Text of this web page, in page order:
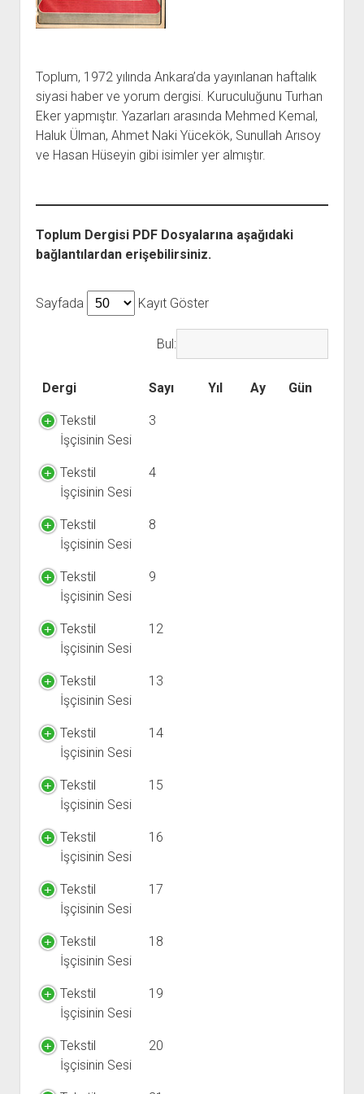
BARIŞ HAREKETLERİ ARŞİV FONU
DAVA DOSYALARI ARŞİV FONU
ARŞİVLERDEN YARARLANMA KOŞULLARI
SOL HAREKETLER KİTAPLIĞI
EMEK HAREKETİ KİTAPLIĞI
GENÇLİK HAREKETİ KİTAPLIĞI
KADIN HAREKETİ KİTAPLIĞI
ÖĞRETMEN HAREKETİ KİTAPLIĞI
ANTİKOMÜNİZM KİTAPLIĞI
HİKMET KIVILCIMLI KİTAPLIĞI
KERİM SADİ KİTAPLIĞI
HAYDAR RİFAT KİTAPLIĞI
1940’LI YILLAR KİTAPLIĞI
YURTDIŞI KİTAPLIĞI
menüyü
ATTF KİTAPLIĞI
FİDEF KİTAPLIĞI
GDF KİTAPLIĞI
ÜYE BAŞVURU FORMU
ARŞİVLERDEN YARARLANMA FORMU
İLETİŞİM
İLETİŞİM BİLGİLERİ
ÇALIŞMA GÜNLERİMİZ
Toplum, 1972 yılında Ankara’da yayınlanan haftalık
siyasi haber ve yorum dergisi. Kuruculuğunu Turhan
Eker yapmıştır. Yazarları arasında Mehmed Kemal,
Haluk Ülman, Ahmet Naki Yücekök, Sunullah Arısoy
ve Hasan Hüseyin gibi isimler yer almıştır.
Toplum Dergisi PDF Dosyalarına aşağıdaki
bağlantılardan erişebilirsiniz.
Sayfada Kayıt Göster
Bul:
Dergi Sayı Yıl Ay Gün
Tekstil
İşçisinin Sesi
3
Tekstil
İşçisinin Sesi
4
Tekstil
İşçisinin Sesi
8
Tekstil
İşçisinin Sesi
9
Tekstil
İşçisinin Sesi
12
Tekstil
İşçisinin Sesi
13
Tekstil
İşçisinin Sesi
14
Tekstil
İşçisinin Sesi
15
Tekstil
İşçisinin Sesi
16
Tekstil
İşçisinin Sesi
17
Tekstil
İşçisinin Sesi
18
Tekstil
İşçisinin Sesi
19
Tekstil
İşçisinin Sesi
20